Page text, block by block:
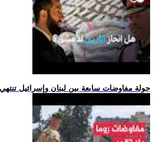
.. جولة مفاوضات سابعة بين لبنان وإسرائيل